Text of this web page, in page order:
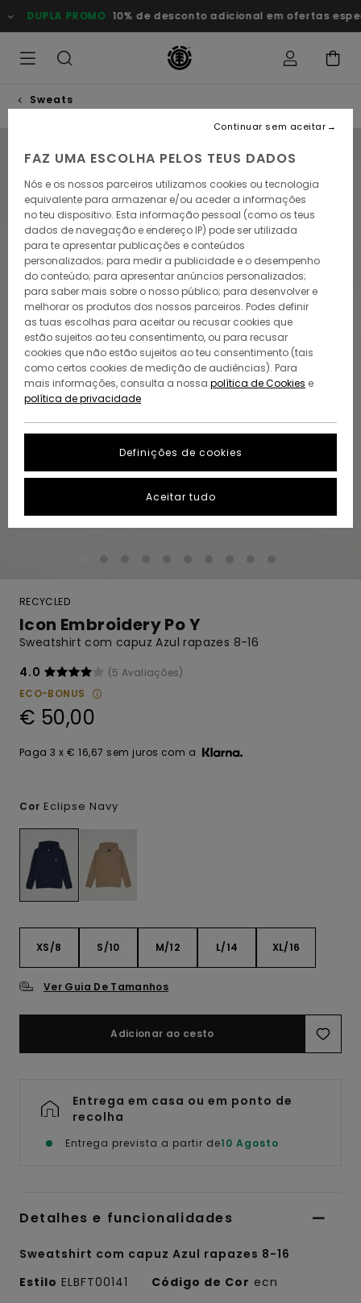
para
a
DUPLA PROMO 10% de desconto adicional em ofertas
Sweats
RECYCLED
Icon Embroidery Po Y
Sweatshirt com capuz Azul rapazes 8-16
4.0
(5 Avaliações)
ECO-BONUS
€ 50,00
Paga 3 x € 16,67 sem juros com a
Cor Eclipse Navy
XS/8 S/10 M/12 L/14 XL/16
Ver Guia De Tamanhos
Adicionar ao cesto
Entrega em casa ou em ponto de
recolha
Entrega prevista a partir de10 Agosto
Detalhes e funcionalidades
Sweatshirt com capuz Azul rapazes 8-16
Estilo ELBFT00141 Código de Cor ecn
FAZ UMA ESCOLHA PELOS TEUS DADOS
Nós e os nossos parceiros utilizamos cookies ou tecnologia
equivalente para armazenar e/ou aceder a informações
no teu dispositivo. Esta informação pessoal (como os teus
dados de navegação e endereço IP) pode ser utilizada
para te apresentar publicações e conteúdos
personalizados; para medir a publicidade e o desempenho
do conteúdo; para apresentar anúncios personalizados;
para saber mais sobre o nosso público; para desenvolver e
melhorar os produtos dos nossos parceiros. Podes definir
as tuas escolhas para aceitar ou recusar cookies que
estão sujeitos ao teu consentimento, ou para recusar
cookies que não estão sujeitos ao teu consentimento (tais
como certos cookies de medição de audiências). Para
mais informações, consulta a nossa política de Cookies e
política de privacidade
Definições de cookies
Continuar sem aceitar
Aceitar tudo